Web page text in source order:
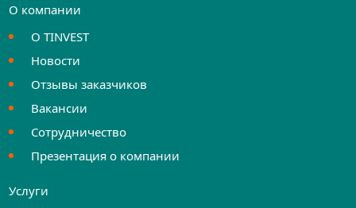
О компании
О TINVEST
Новости
Отзывы заказчиков
Вакансии
Сотрудничество
Презентация о компании
Услуги